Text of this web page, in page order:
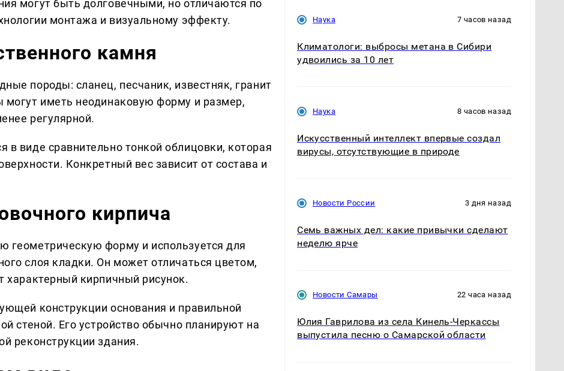
могут быть долговечными, но отличаются по
монтажа и визуальному эффекту.
камня
породы: сланец, песчаник, известняк, гранит
иметь неодинаковую форму и размер,
регулярной.
в виде сравнительно тонкой облицовки, которая
Конкретный вес зависит от состава и
кирпича
геометрическую форму и используется для
слоя кладки. Он может отличаться цветом,
характерный кирпичный рисунок.
конструкции основания и правильной
стеной. Его устройство обычно планируют на
реконструкции здания.
Наука 7 часов назад
Климатологи: выбросы метана в Сибири
удвоились за 10 лет
Наука 8 часов назад
Искусственный интеллект впервые создал
вирусы, отсутствующие в природе
Новости России 3 дня назад
Семь важных дел: какие привычки сделают
неделю ярче
Новости Самары 22 часа назад
Юлия Гаврилова из села Кинель-Черкассы
выпустила песню о Самарской области